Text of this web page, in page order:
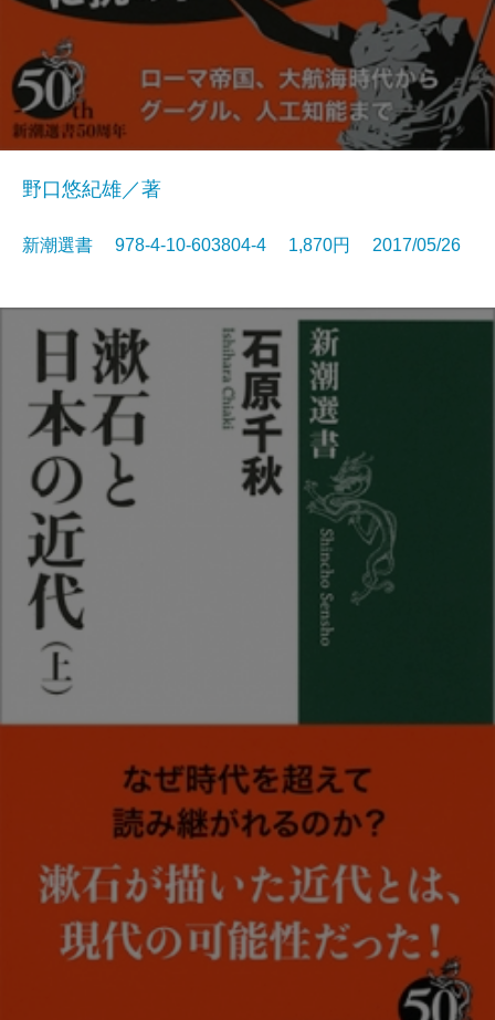
野口悠紀雄／著
新潮選書 978-4-10-603804-4 1,870円 2017/05/26